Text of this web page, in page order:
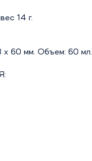
14 г.
х 60 мм. Объем: 60 мл.